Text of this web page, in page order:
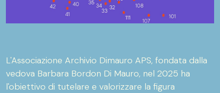
L'Associazione Archivio Dimauro APS, fondata dalla
vedova Barbara Bordon Di Mauro, nel 2025 ha
l'obiettivo di tutelare e valorizzare la figura